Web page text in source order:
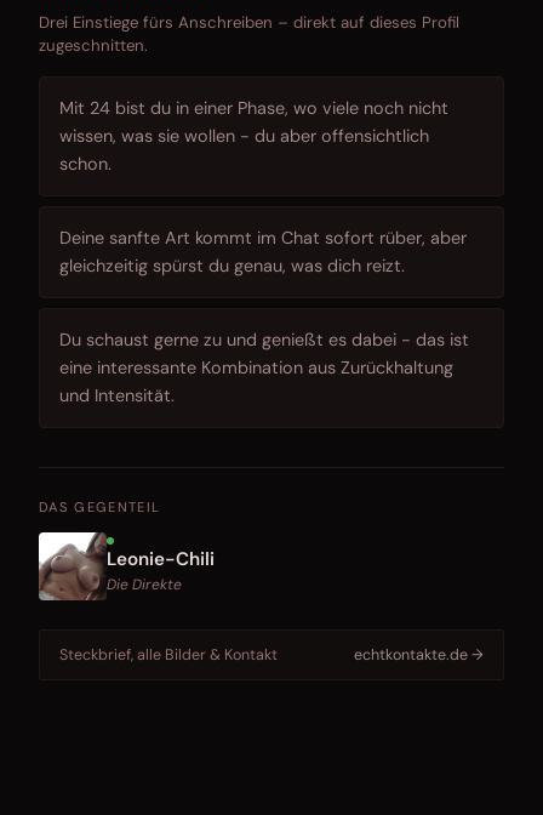
Drei Einstiege fürs Anschreiben – direkt auf dieses Profil
zugeschnitten.
Mit 24 bist du in einer Phase, wo viele noch nicht
wissen, was sie wollen - du aber offensichtlich
schon.
Deine sanfte Art kommt im Chat sofort rüber, aber
gleichzeitig spürst du genau, was dich reizt.
Du schaust gerne zu und genießt es dabei - das ist
eine interessante Kombination aus Zurückhaltung
und Intensität.
DAS GEGENTEIL
Leonie-Chili
Die Direkte
Steckbrief, alle Bilder & Kontakt echtkontakte.de →